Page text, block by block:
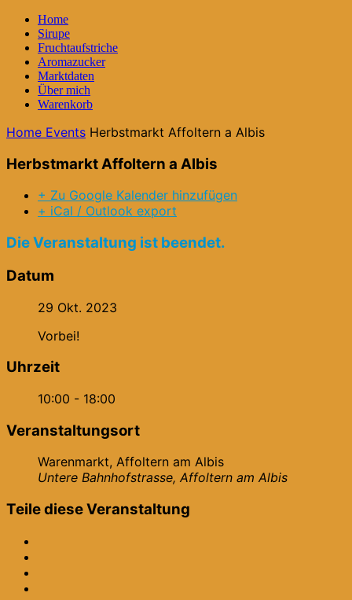
Home
Sirupe
Fruchtaufstriche
Aromazucker
Marktdaten
Über mich
Warenkorb
Home Events Herbstmarkt Affoltern a Albis
Herbstmarkt Affoltern a Albis
+ Zu Google Kalender hinzufügen
+ iCal / Outlook export
Die Veranstaltung ist beendet.
Datum
29 Okt. 2023
Vorbei!
Uhrzeit
10:00 - 18:00
Veranstaltungsort
Warenmarkt, Affoltern am Albis
Untere Bahnhofstrasse, Affoltern am Albis
Teile diese Veranstaltung